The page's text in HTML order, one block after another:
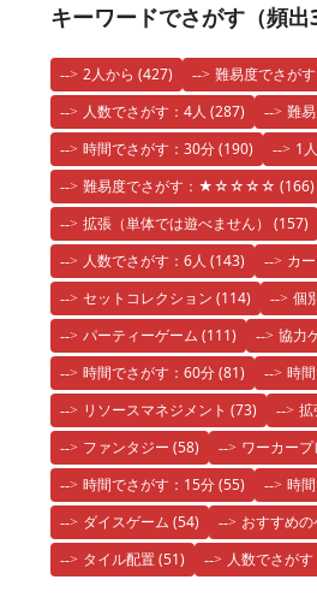
キーワードでさがす（頻出
2人から (427) 難易度でさ
人数でさがす：4人 (287) 難
時間でさがす：30分(190) 1
難易度でさがす：★☆☆☆☆ (166)
拡張（単体では遊べません） (157)
人数でさがす：6人 (143) カ
セットコレクション (114) 個
パーティーゲーム (111) 協力
時間でさがす：60分(81) 時
リソースマネジメント (73) 拡
ファンタジー (58) ワーカー
時間でさがす：15分(55) 時
ダイスゲーム (54) おすすめ
タイル配置(51) 人数でさがす